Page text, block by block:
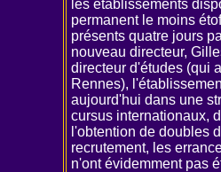
les établissements
permanent le moins
présents quatre jours
nouveau directeur,
directeur d'études (qui
Rennes),
aujourd'hui dans une
cursus internationaux,
l'obtention de doubles
recrutement, les
n'ont évidemment pas